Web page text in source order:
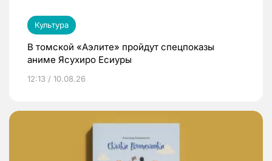
Культура
В томской «Аэлите» пройдут спецпоказы
аниме Ясухиро Есиуры
12:13 / 10.08.26